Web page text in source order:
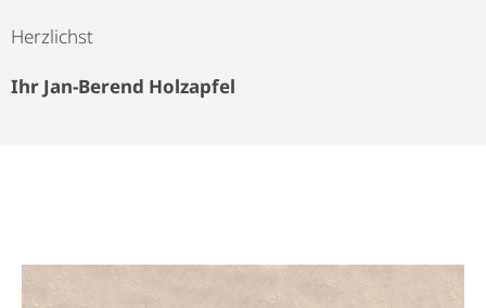
Herzlichst
Ihr Jan-Berend Holzapfel